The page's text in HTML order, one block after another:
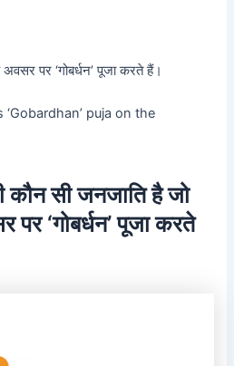
पर ‘गोबर्धन’ पूजा करते हैं।
puja on the
कौन सी जनजाति है जो
पर ‘गोबर्धन’ पूजा करते